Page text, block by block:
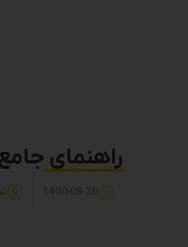
راهنمای جامع
1400-08-26